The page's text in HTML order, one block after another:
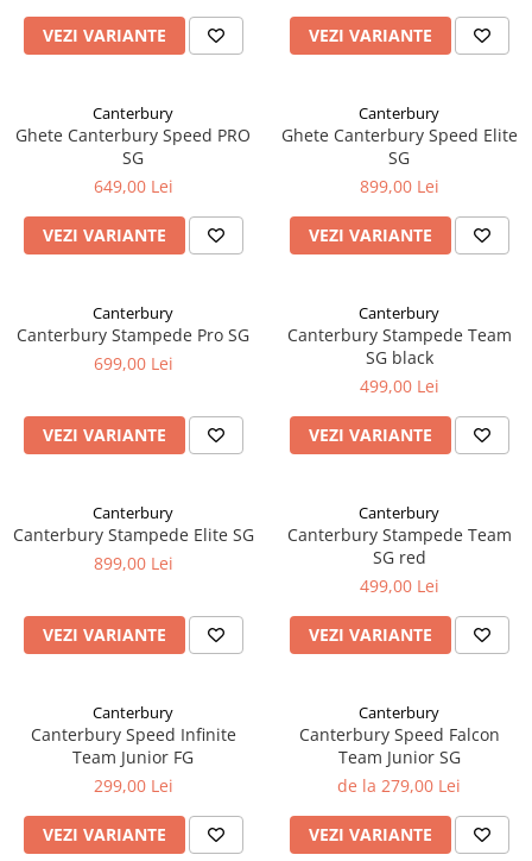
VEZI VARIANTE VEZI VARIANTE
Canterbury
Ghete Canterbury Speed PRO
SG
649,00 Lei
VEZI VARIANTE
Canterbury
Ghete Canterbury Speed Elite
SG
899,00 Lei
VEZI VARIANTE
Canterbury
Canterbury Stampede Pro SG
699,00 Lei
VEZI VARIANTE
Canterbury
Canterbury Stampede Team
SG black
499,00 Lei
VEZI VARIANTE
Canterbury
Canterbury Stampede Elite SG
899,00 Lei
VEZI VARIANTE
Canterbury
Canterbury Stampede Team
SG red
499,00 Lei
VEZI VARIANTE
Canterbury
Canterbury Speed Infinite
Team Junior FG
299,00 Lei
VEZI VARIANTE
Canterbury
Canterbury Speed Falcon
Team Junior SG
de la 279,00 Lei
VEZI VARIANTE